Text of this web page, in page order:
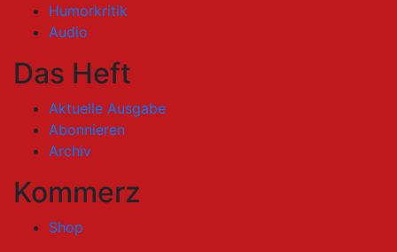
Humorkritik
Audio
Das Heft
Aktuelle Ausgabe
Abonnieren
Archiv
Kommerz
Shop